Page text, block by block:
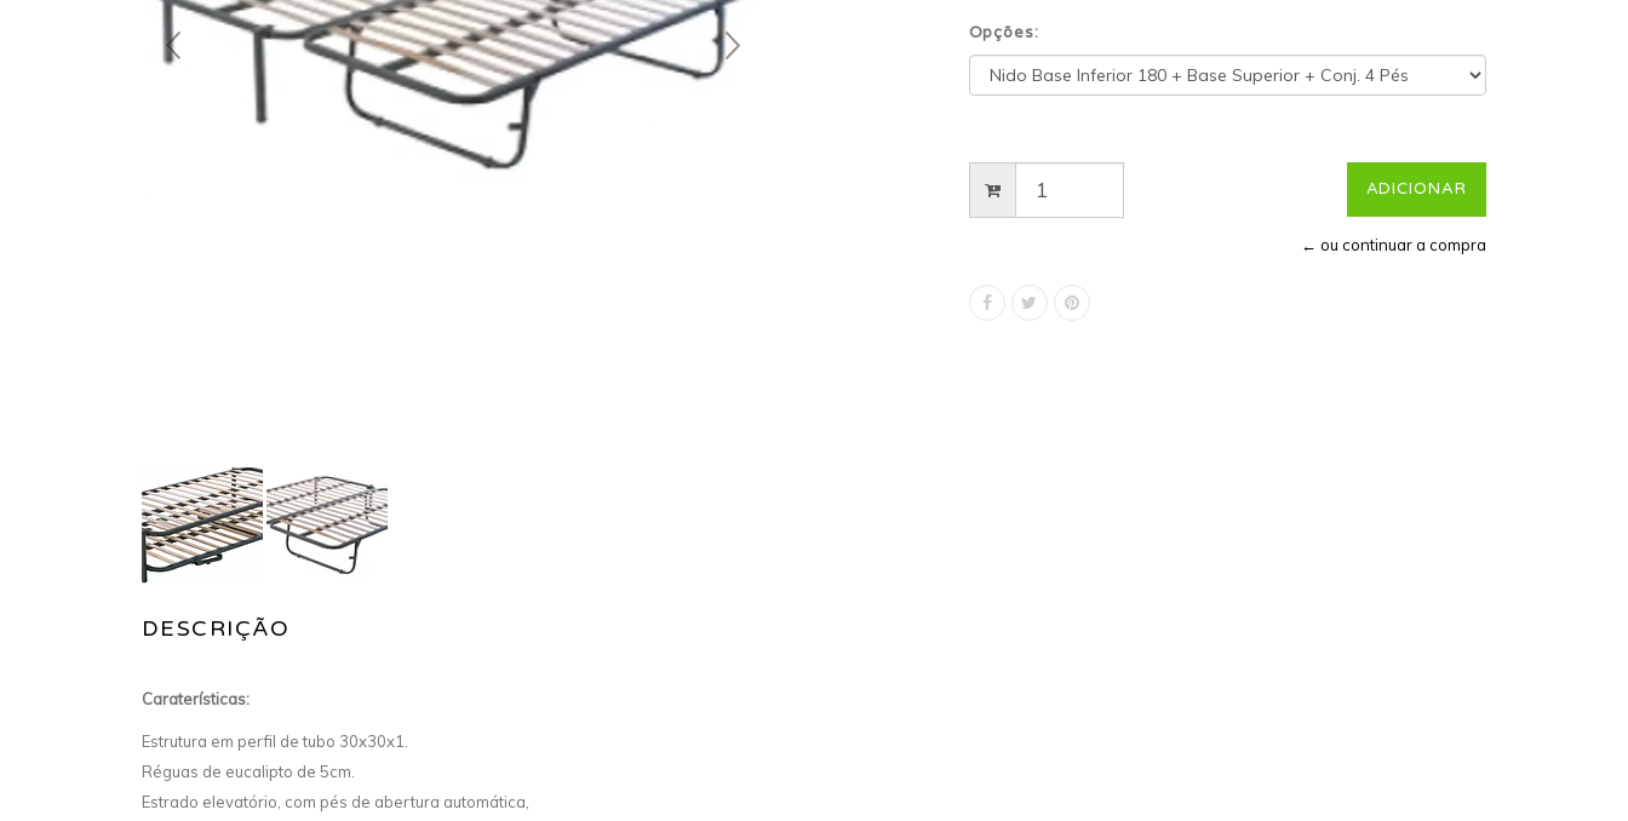
DESCRIÇÃO
Caraterísticas:
Estrutura em perfil de tubo 30x30x1.
Réguas de eucalipto de 5cm.
Estrado elevatório, com pés de abertura automática,
Opções:
← ou continuar a compra